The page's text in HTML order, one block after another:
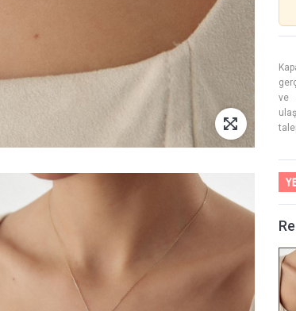
ve